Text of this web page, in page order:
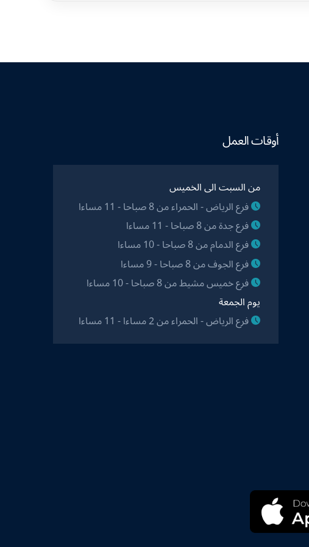
أوقات العمل
من السبت الى الخميس
فرع الرياض - الحمراء من 8 صباحا - 11 مساءا
فرع جدة من 8 صباحا - 11 مساءا
فرع الدمام من 8 صباحا - 10 مساءا
فرع الجوف من 8 صباحا - 9 مساءا
فرع خميس مشيط من 8 صباحا - 10 مساءا
يوم الجمعة
فرع الرياض - الحمراء من 2 مساءا - 11 مساءا